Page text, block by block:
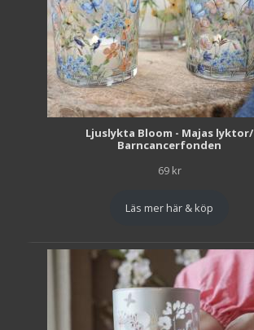
Ljuslykta Bloom - Majas lyktor/
Barncancerfonden
69 kr
Läs mer här & köp